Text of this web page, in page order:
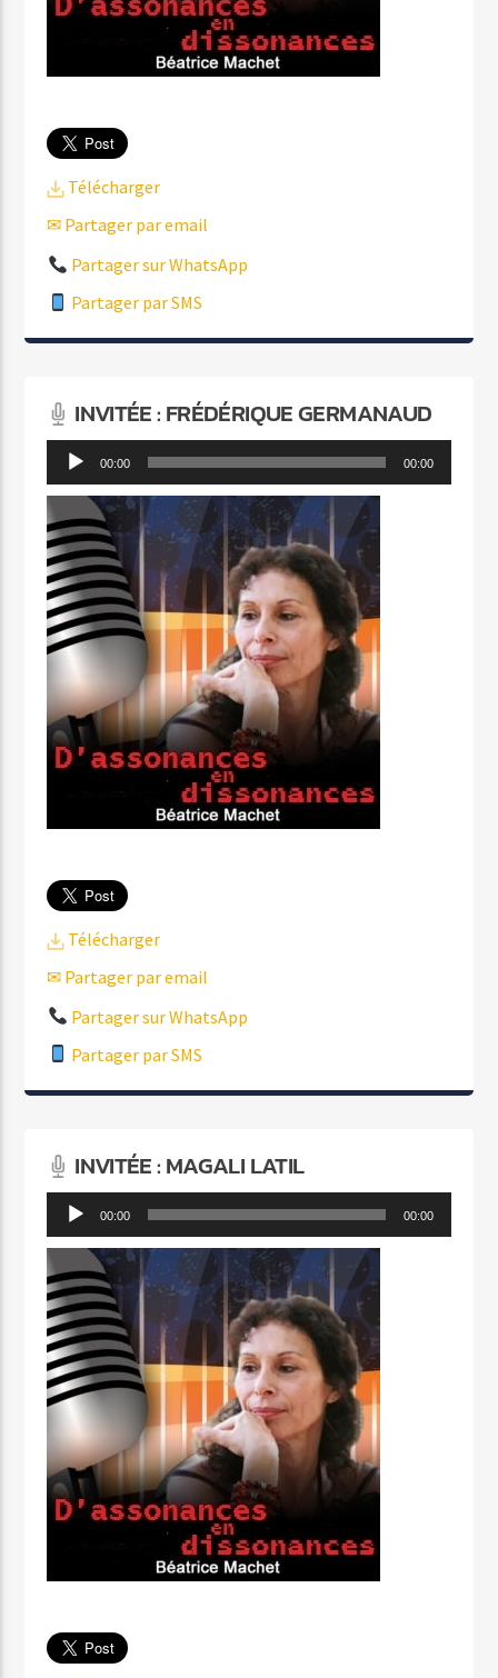
Télécharger
✉ Partager par email
Partager sur WhatsApp
Partager par SMS
INVITÉE : FRÉDÉRIQUE GERMANAUD
Lecteur 00:00 00:00
Télécharger
✉ Partager par email
Partager sur WhatsApp
Partager par SMS
INVITÉE : MAGALI LATIL
Lecteur 00:00 00:00